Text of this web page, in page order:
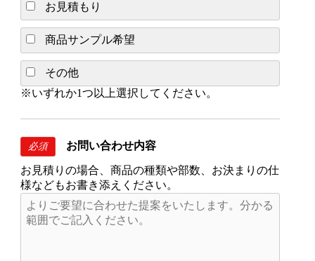
お見積もり
商品サンプル希望
その他
※いずれか1つ以上選択してください。
必須 お問い合わせ内容
お見積りの場合、商品の種類や部数、お決まりの仕
様などもお書き添えください。